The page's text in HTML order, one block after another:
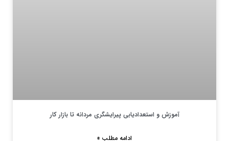
آموزش و استعدادیابی پیرایشگری مردانه تا بازار کار
ادامه مطلب »